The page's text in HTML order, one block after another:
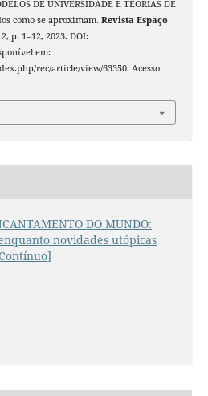
DE UNIVERSIDADE E TEORIAS DE
como se aproximam. Revista Espaço
p. 1–12, 2023. DOI:
em:
rec/article/view/63350. Acesso
DO MUNDO:
novidades utópicas